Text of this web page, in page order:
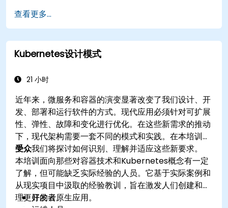
查看更多...
Kubernetes设计模式
21 小时
近年来，微服务和容器的演变显著改变了我们设计、开
发、部署和运行软件的方式。现代应用必须针对可扩展
性、弹性、故障和变化进行优化。在这些新需求的推动
下，现代架构需要一套不同的模式和实践。在本培训
中，我们将探讨如何识别、理解并适应这些新要求。
受众
本培训面向那些对容器技术和Kubernetes概念有一定
了解，但可能缺乏实际经验的人员。它基于实际案例和
从现实项目中汲取的经验教训，旨在激发人们创建和管
理更好的云原生应用。
开发者